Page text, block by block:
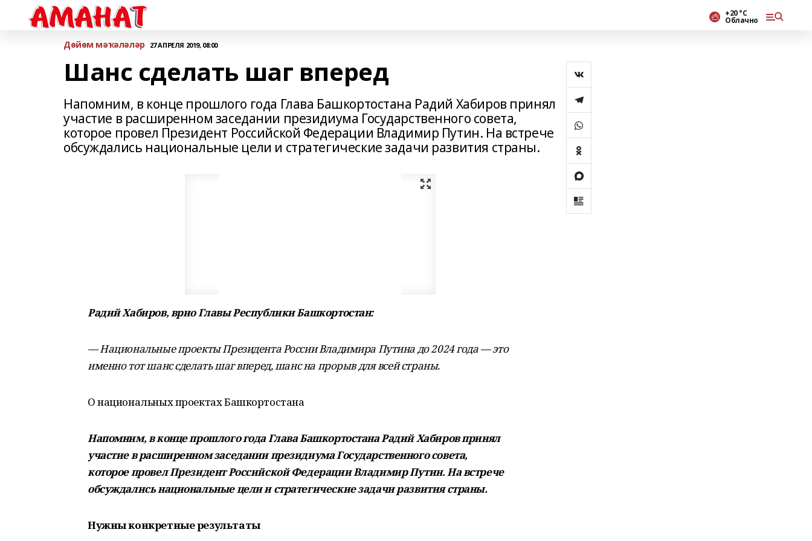
+20 °С
Облачно
Дөйөм мәҡәләләр 27 АПРЕЛЯ 2019, 08:00
Шанс сделать шаг вперед
Напомним, в конце прошлого года Глава Башкортостана Радий Хабиров принял
участие в расширенном заседании президиума Государственного совета,
которое провел Президент Российской Федерации Владимир Путин. На встрече
обсуждались национальные цели и стратегические задачи развития страны.
Радий Хабиров, врио Главы Республики Башкортостан:
— Национальные проекты Президента России Владимира Путина до 2024 года — это
именно тот шанс сделать шаг вперед, шанс на прорыв для всей страны.
О национальных проектах Башкортостана
Напомним, в конце прошлого года Глава Башкортостана Радий Хабиров принял
участие в расширенном заседании президиума Государственного совета,
которое провел Президент Российской Федерации Владимир Путин. На встрече
обсуждались национальные цели и стратегические задачи развития страны.
Нужны конкретные результаты